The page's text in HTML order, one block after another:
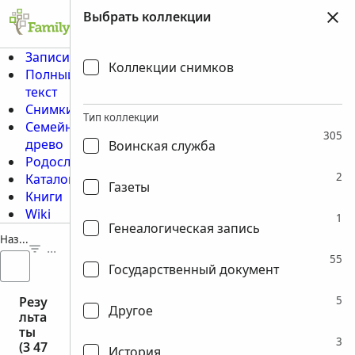
Записи
Полный
текст
Снимки
Семейное
древо
Родословные
Каталог
Книги
Wiki
Название коллекции Фильтры (0)
Резу
льта
ты
(3 47
Выбрать коллекции
Коллекции снимков
Тип коллекции
Воинская служба
305
Газеты
2
Генеалогическая запись
1
Государственный документ
55
Другое
5
История
3